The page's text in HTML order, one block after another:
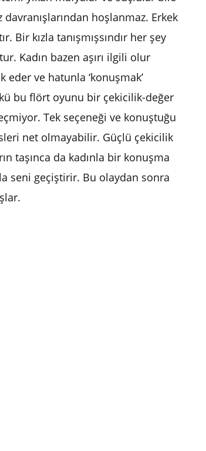
hoşlanmaz. Erkek
Bir kızla tanışmışsındır her şey
Kadın bazen aşırı ilgili olur
ve hatunla ‘konuşmak’
bu flört oyunu bir çekicilik-değer
Tek seçeneği ve konuştuğu
net olmayabilir. Güçlü çekicilik
taşınca da kadınla bir konuşma
seni geçiştirir. Bu olaydan sonra